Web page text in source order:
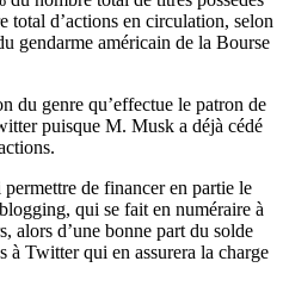
d’actions en circulation, selon
gendarme américain de la Bourse
du genre qu’effectue le patron de
puisque M. Musk a déjà cédé
de financer en partie le
qui se fait en numéraire à
alors d’une bonne part du solde
à Twitter qui en assurera la charge